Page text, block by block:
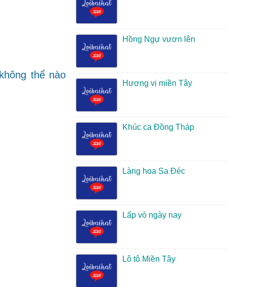
không thể nào
Hồng Ngự vươn lên
Hương vị miền Tây
Khúc ca Đồng Tháp
Làng hoa Sa Đéc
Lấp vò ngày nay
Lô tô Miền Tây